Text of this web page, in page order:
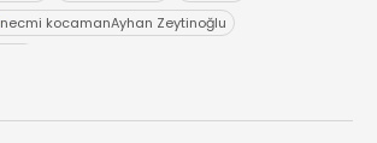
necmi kocamanAyhan Zeytinoğlu